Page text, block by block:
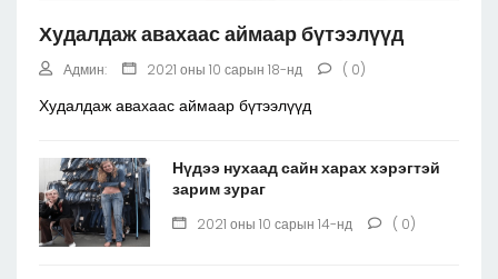
Худалдаж авахаас аймаар бүтээлүүд
Админ: 2021 оны 10 сарын 18-нд ( 0)
Худалдаж авахаас аймаар бүтээлүүд
Нүдээ нухаад сайн харах хэрэгтэй
зарим зураг
2021 оны 10 сарын 14-нд ( 0)